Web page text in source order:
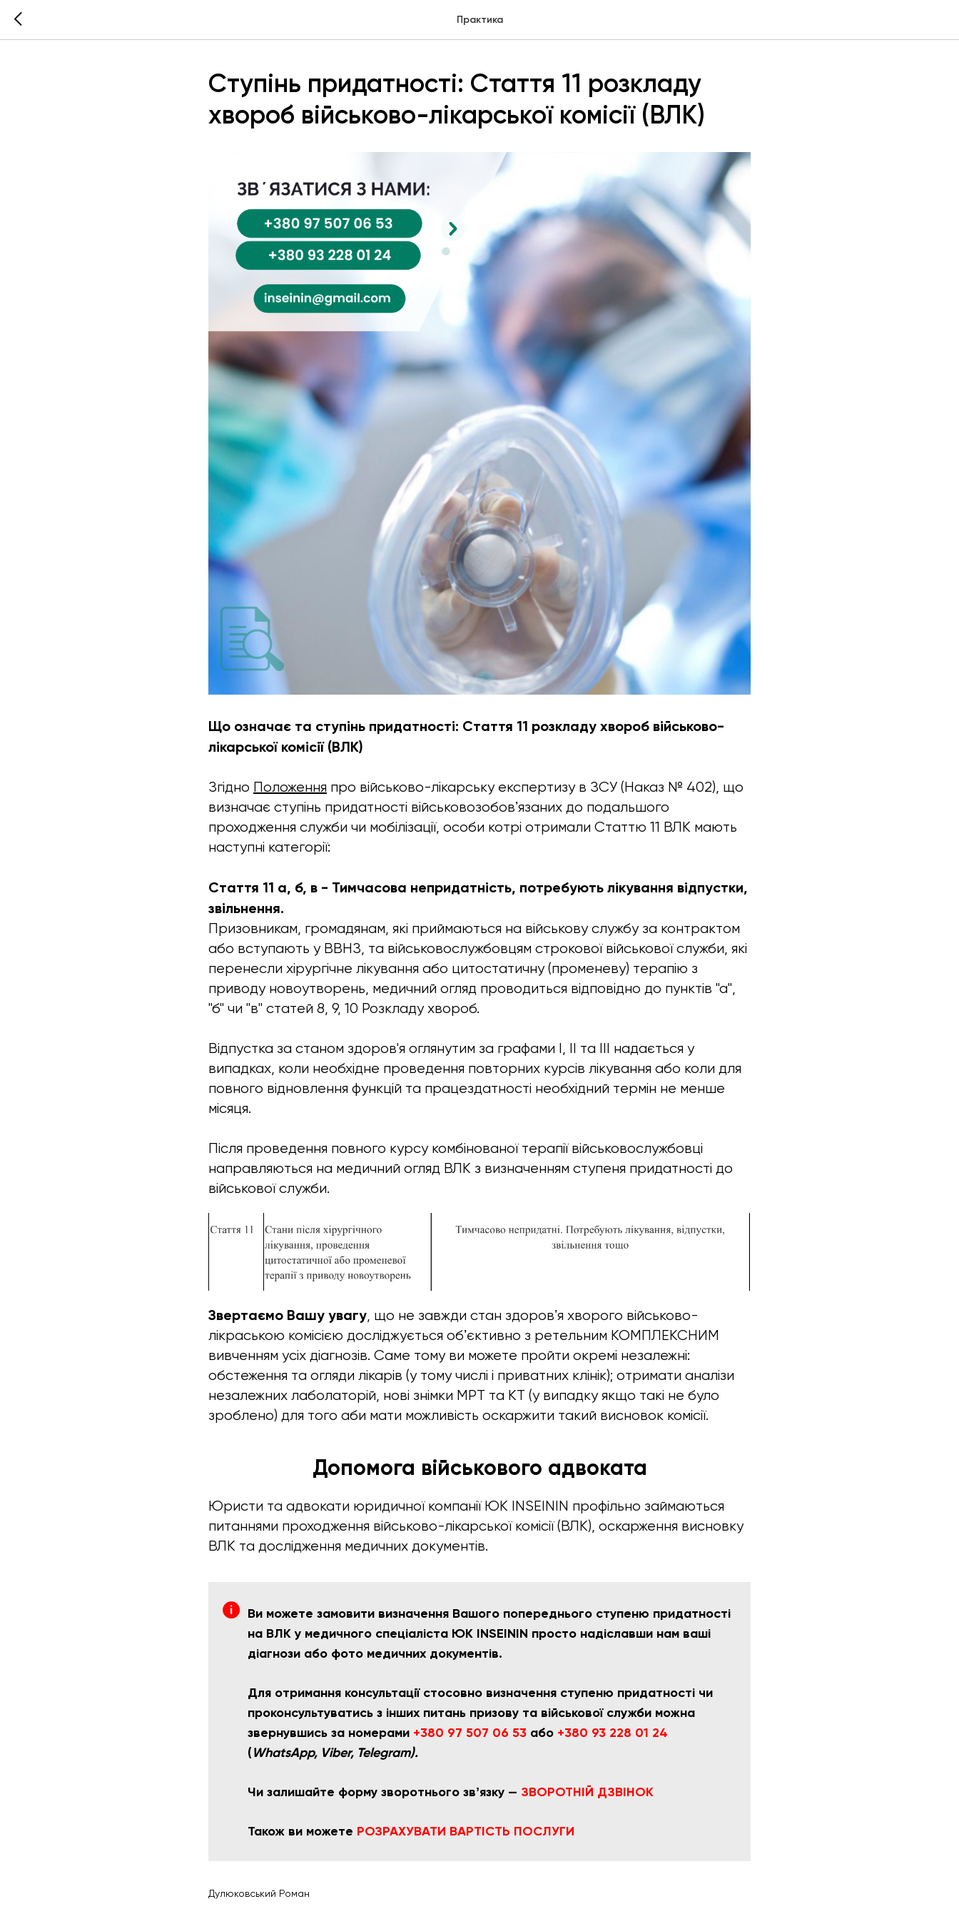
Практика
Ступінь придатності: Стаття 11 розкладу
хвороб військово-лікарської комісії (ВЛК)
Що означає та ступінь придатності: Стаття 11 розкладу хвороб військово-
лікарської комісії (ВЛК)
Згідно Положення про військово-лікарську експертизу в ЗСУ (Наказ № 402), що
визначає ступінь придатності військовозобовʼязаних до подальшого
проходження служби чи мобілізації, особи котрі отримали Статтю 11 ВЛК мають
наступні категорії:
Стаття 11 а, б, в - Тимчасова непридатність, потребують лікування відпустки,
звільнення.
Призовникам, громадянам, які приймаються на військову службу за контрактом
або вступають у ВВНЗ, та військовослужбовцям строкової військової служби, які
перенесли хірургічне лікування або цитостатичну (променеву) терапію з
приводу новоутворень, медичний огляд проводиться відповідно до пунктів "а",
"б" чи "в" статей 8, 9, 10 Розкладу хвороб.
Відпустка за станом здоров'я оглянутим за графами I, II та III надається у
випадках, коли необхідне проведення повторних курсів лікування або коли для
повного відновлення функцій та працездатності необхідний термін не менше
місяця.
Після проведення повного курсу комбінованої терапії військовослужбовці
направляються на медичний огляд ВЛК з визначенням ступеня придатності до
військової служби.
Звертаємо Вашу увагу, що не завжди стан здоровʼя хворого військово-
лікраською комісією досліджується обʼєктивно з ретельним КОМПЛЕКСНИМ
вивченням усіх діагнозів. Саме тому ви можете пройти окремі незалежні:
обстеження та огляди лікарів (у тому числі і приватних клінік); отримати аналізи
незалежних лаболаторій, нові знімки МРТ та КТ (у випадку якщо такі не було
зроблено) для того аби мати можливість оскаржити такий висновок комісії.
Допомога військового адвоката
Юристи та адвокати юридичної компанії ЮК INSEININ профільно займаються
питаннями проходження військово-лікарської комісії (ВЛК), оскарження висновку
ВЛК та дослідження медичних документів.
Ви можете замовити визначення Вашого попереднього ступеню придатності
на ВЛК у медичного спеціаліста ЮК INSEININ просто надіславши нам ваші
діагнози або фото медичних документів.
Для отримання консультації стосовно визначення ступеню придатності чи
проконсультуватись з інших питань призову та військової служби можна
звернувшись за номерами +380 97 507 06 53 або +380 93 228 01 24
(WhatsApp, Viber, Telegram).
Чи залишайте форму зворотнього звʼязку — ЗВОРОТНІЙ ДЗВІНОК
Також ви можете РОЗРАХУВАТИ ВАРТІСТЬ ПОСЛУГИ
Дулюковський Роман